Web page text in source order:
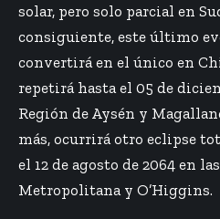
solar, pero solo parcial en
consiguiente, este último
convertirá en el único en
repetirá hasta el 05 de
Región de Aysén y
más, ocurrirá otro eclipse
el 12 de agosto de 2064 en
Metropolitana y O’Higgins.